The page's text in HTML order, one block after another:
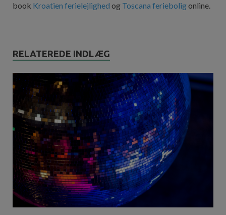
book Kroatien ferielejlighed og Toscana ferieboligonline.
RELATEREDE INDLÆG